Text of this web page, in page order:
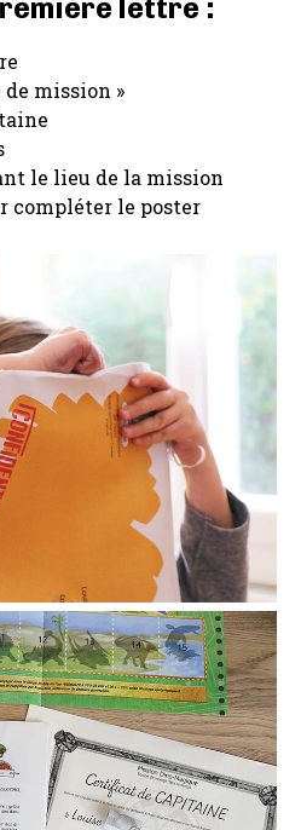
lettre :
mission »
le lieu de la mission
compléter le poster